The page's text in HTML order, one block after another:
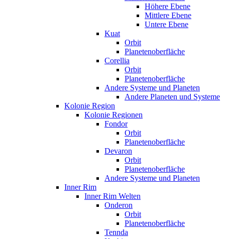
Höhere Ebene
Mittlere Ebene
Untere Ebene
Kuat
Orbit
Planetenoberfläche
Corellia
Orbit
Planetenoberfläche
Andere Systeme und Planeten
Andere Planeten und Systeme
Kolonie Region
Kolonie Regionen
Fondor
Orbit
Planetenoberfläche
Devaron
Orbit
Planetenoberfläche
Andere Systeme und Planeten
Inner Rim
Inner Rim Welten
Onderon
Orbit
Planetenoberfläche
Tennda